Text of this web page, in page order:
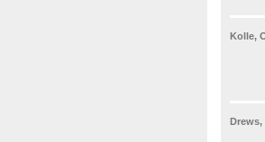
Kolle,
Drews,